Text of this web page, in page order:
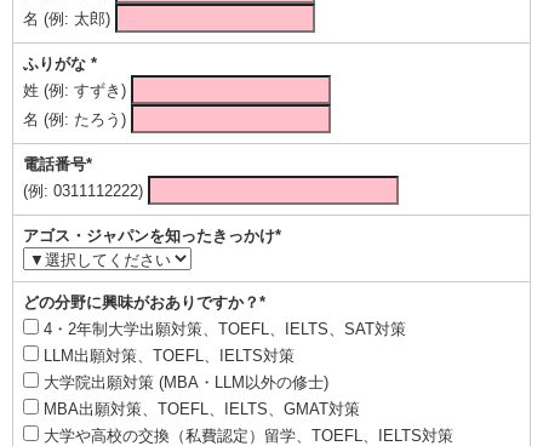
名 (例: 太郎)
ふりがな *
姓 (例: すずき)
名 (例: たろう)
電話番号*
(例: 0311112222)
アゴス・ジャパンを知ったきっかけ*
どの分野に興味がおありですか？*
4・2年制大学出願対策、TOEFL、IELTS、SAT対策
LLM出願対策、TOEFL、IELTS対策
大学院出願対策 (MBA・LLM以外の修士)
MBA出願対策、TOEFL、IELTS、GMAT対策
大学や高校の交換（私費認定）留学、TOEFL、IELTS対策